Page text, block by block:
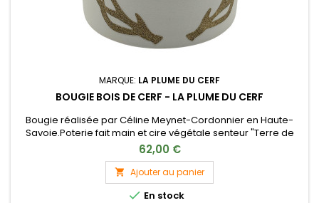
MARQUE: LA PLUME DU CERF
BOUGIE BOIS DE CERF - LA PLUME DU CERF
Bougie réalisée par Céline Meynet-Cordonnier en Haute-
Savoie.Poterie fait main et cire végétale senteur "Terre de
Cerf".Mèche en bois, en se consumant, la bougie laisse
apparaître ses flammes à travers son pot en terre
cuite.Retrait uniquement en boutique à Rambouillet
62,00 €
 Ajouter au panier
 En stock